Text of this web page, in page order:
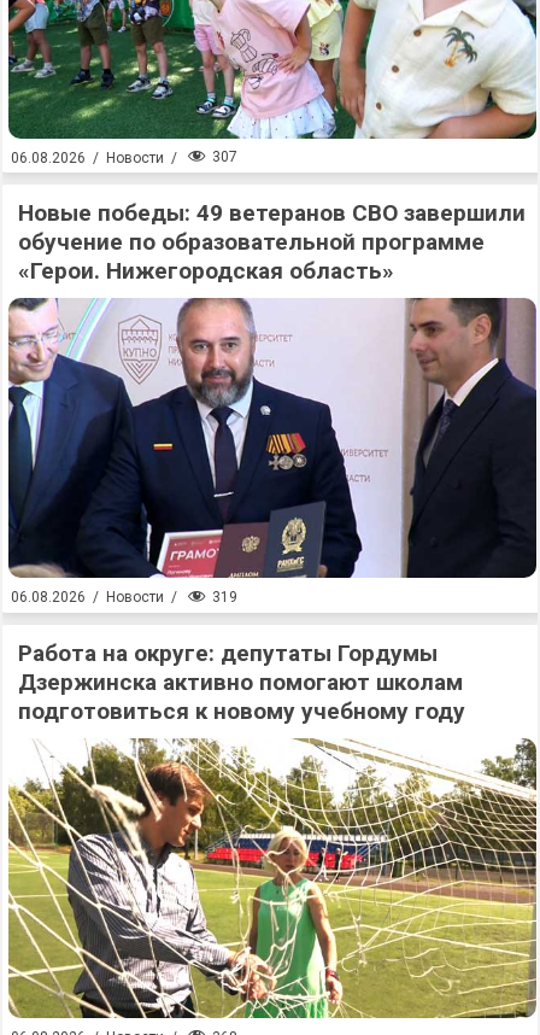
06.08.2026 / Новости / 307
Новые победы: 49 ветеранов СВО завершили
обучение по образовательной программе
«Герои. Нижегородская область»
06.08.2026 / Новости / 319
Работа на округе: депутаты Гордумы
Дзержинска активно помогают школам
подготовиться к новому учебному году